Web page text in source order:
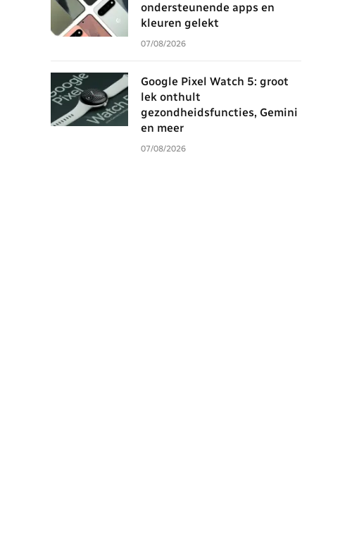
ondersteunende apps en
kleuren gelekt
07/08/2026
Google Pixel Watch 5: groot
lek onthult
gezondheidsfuncties, Gemini
en meer
07/08/2026